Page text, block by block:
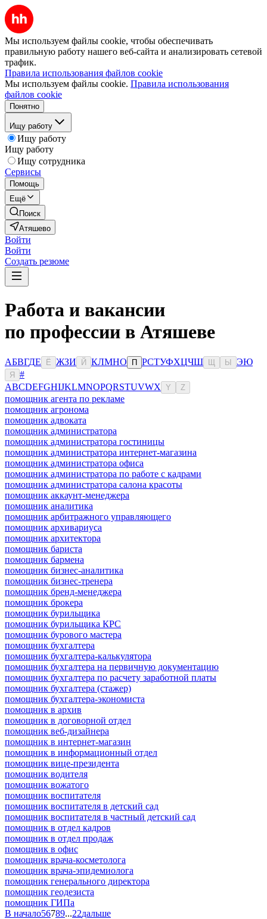
Мы используем файлы cookie, чтобы обеспечивать
правильную работу нашего веб-сайта и анализировать сетевой
трафик.
Правила использования файлов cookie
Мы используем файлы cookie. Правила использования
файлов cookie
Понятно
Ищу работу
Ищу работу
Ищу работу
Ищу сотрудника
Сервисы
Помощь
Ещё
Поиск
Атяшево
Войти
Войти
Создать резюме
Работа и вакансии
по профессии в Атяшеве
АБВГДЕ Ё ЖЗИ Й КЛМНО П РСТУФХЦЧШ Ы ЭЮ
Я
#
ABCDEFGHIJKLMNOPQRSTUVWX Y Z
помощник агента по рекламе
помощник агронома
помощник адвоката
помощник администратора
помощник администратора гостиницы
помощник администратора интернет-магазина
помощник администратора офиса
помощник администратора по работе с кадрами
помощник администратора салона красоты
помощник аккаунт-менеджера
помощник аналитика
помощник арбитражного управляющего
помощник архивариуса
помощник архитектора
помощник бариста
помощник бармена
помощник бизнес-аналитика
помощник бизнес-тренера
помощник бренд-менеджера
помощник брокера
помощник бурильщика
помощник бурильщика КРС
помощник бурового мастера
помощник бухгалтера
помощник бухгалтера-калькулятора
помощник бухгалтера на первичную документацию
помощник бухгалтера по расчету заработной платы
помощник бухгалтера (стажер)
помощник бухгалтера-экономиста
помощник в архив
помощник в договорной отдел
помощник веб-дизайнера
помощник в интернет-магазин
помощник в информационный отдел
помощник вице-президента
помощник водителя
помощник вожатого
помощник воспитателя
помощник воспитателя в детский сад
помощник воспитателя в частный детский сад
помощник в отдел кадров
помощник в отдел продаж
помощник в офис
помощник врача-косметолога
помощник врача-эпидемиолога
помощник генерального директора
помощник геодезиста
помощник ГИПа
В начало56789...22дальше